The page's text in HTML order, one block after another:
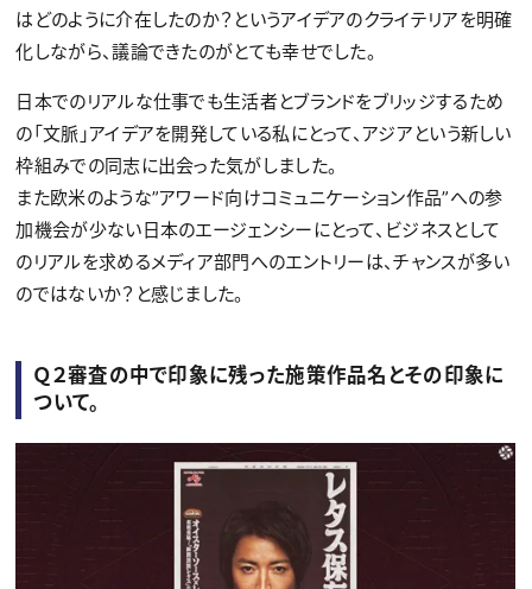
はどのように介在したのか？というアイデアのクライテリアを明確
化しながら、議論できたのがとても幸せでした。
日本でのリアルな仕事でも生活者とブランドをブリッジするため
の「文脈」アイデアを開発している私にとって、アジアという新しい
枠組みでの同志に出会った気がしました。
また欧米のような”アワード向けコミュニケーション作品”への参
加機会が少ない日本のエージェンシーにとって、ビジネスとして
のリアルを求めるメディア部門へのエントリーは、チャンスが多い
のではないか？と感じました。
Ｑ２審査の中で印象に残った施策作品名とその印象に
ついて。